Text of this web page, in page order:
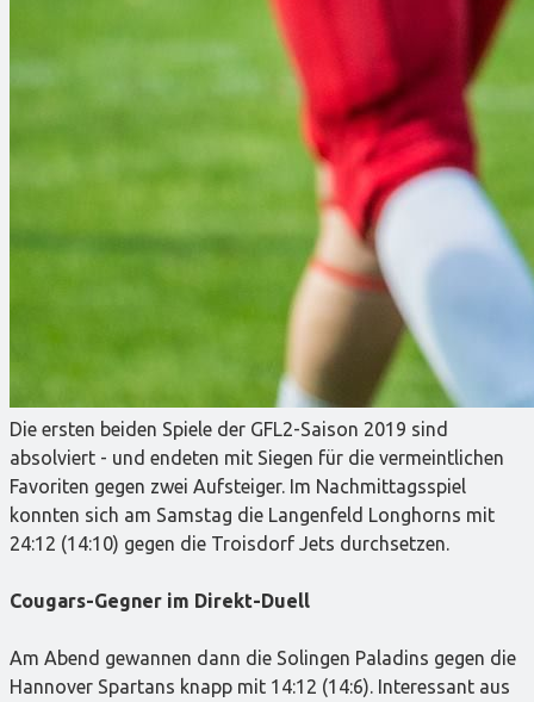
Die ersten beiden Spiele der GFL2-Saison 2019 sind
absolviert - und endeten mit Siegen für die vermeintlichen
Favoriten gegen zwei Aufsteiger. Im Nachmittagsspiel
konnten sich am Samstag die Langenfeld Longhorns mit
24:12 (14:10) gegen die Troisdorf Jets durchsetzen.
Cougars-Gegner im Direkt-Duell
Am Abend gewannen dann die Solingen Paladins gegen die
Hannover Spartans knapp mit 14:12 (14:6). Interessant aus